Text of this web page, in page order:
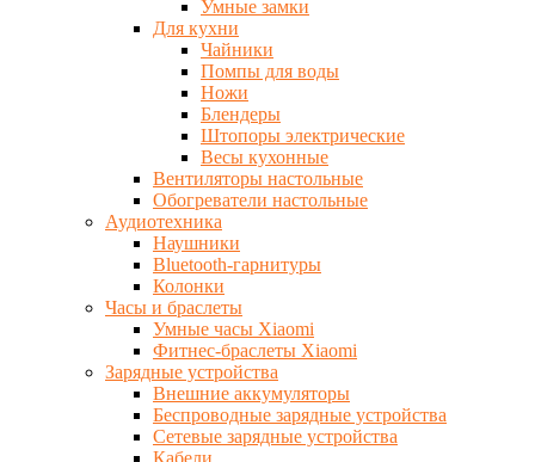
Умные замки
Для кухни
Чайники
Помпы для воды
Ножи
Блендеры
Штопоры электрические
Весы кухонные
Вентиляторы настольные
Обогреватели настольные
Аудиотехника
Наушники
Bluetooth-гарнитуры
Колонки
Часы и браслеты
Умные часы Xiaomi
Фитнес-браслеты Xiaomi
Зарядные устройства
Внешние аккумуляторы
Беспроводные зарядные устройства
Сетевые зарядные устройства
Кабели